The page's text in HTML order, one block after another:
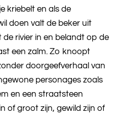
kriebelt en als de
doen valt de beker uit
rivier in en belandt op de
een zalm. Zo knoopt
doorgeefverhaal van
personages zoals
en een straatsteen
of groot zijn, gewild zijn of